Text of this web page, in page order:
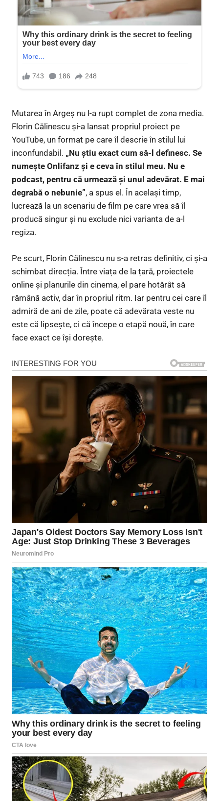
Mutarea în Argeș nu l-a rupt complet de zona media.
Florin Călinescu și-a lansat propriul proiect pe
YouTube, un format pe care îl descrie în stilul lui
inconfundabil. „Nu știu exact cum să-l definesc. Se
numește Onlifanz și e ceva în stilul meu. Nu e
podcast, pentru că urmează și unul adevărat. E mai
degrabă o nebunie”, a spus el. În același timp,
lucrează la un scenariu de film pe care vrea să îl
producă singur și nu exclude nici varianta de a-l
regiza.
Pe scurt, Florin Călinescu nu s-a retras definitiv, ci și-a
schimbat direcția. Între viața de la țară, proiectele
online și planurile din cinema, el pare hotărât să
rămână activ, dar în propriul ritm. Iar pentru cei care îl
admiră de ani de zile, poate că adevărata veste nu
este că lipsește, ci că începe o etapă nouă, în care
face exact ce își dorește.